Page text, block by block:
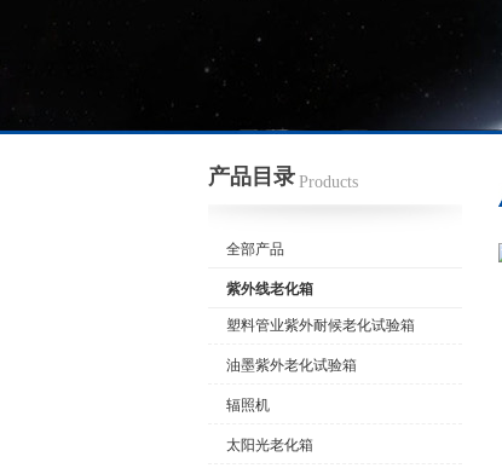
产品目录 Products
全部产品
紫外线老化箱
塑料管业紫外耐候老化试验箱
油墨紫外老化试验箱
辐照机
太阳光老化箱